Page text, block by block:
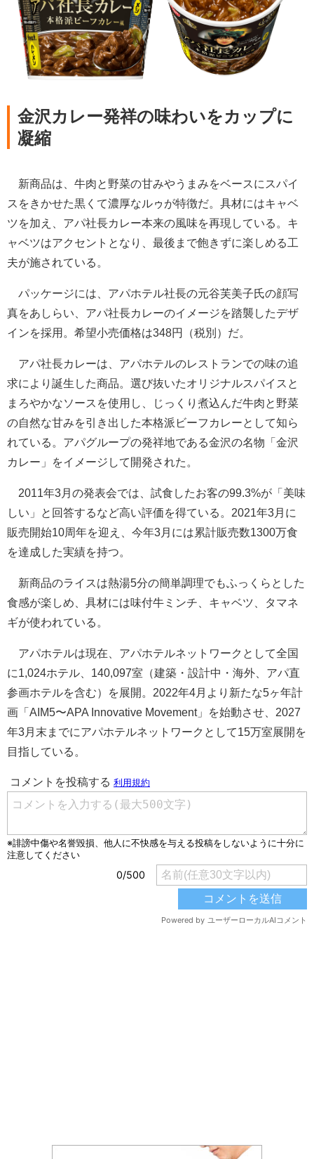
金沢カレー発祥の味わいをカップに
凝縮
新商品は、牛肉と野菜の甘みやうまみをベースにスパイ
スをきかせた黒くて濃厚なルゥが特徴だ。具材にはキャベ
ツを加え、アパ社長カレー本来の風味を再現している。キ
ャベツはアクセントとなり、最後まで飽きずに楽しめる工
夫が施されている。
パッケージには、アパホテル社長の元谷芙美子氏の顔写
真をあしらい、アパ社長カレーのイメージを踏襲したデザ
インを採用。希望小売価格は348円（税別）だ。
アパ社長カレーは、アパホテルのレストランでの味の追
求により誕生した商品。選び抜いたオリジナルスパイスと
まろやかなソースを使用し、じっくり煮込んだ牛肉と野菜
の自然な甘みを引き出した本格派ビーフカレーとして知ら
れている。アパグループの発祥地である金沢の名物「金沢
カレー」をイメージして開発された。
2011年3月の発表会では、試食したお客の99.3%が「美味
しい」と回答するなど高い評価を得ている。2021年3月に
販売開始10周年を迎え、今年3月には累計販売数1300万食
を達成した実績を持つ。
新商品のライスは熱湯5分の簡単調理でもふっくらとした
食感が楽しめ、具材には味付牛ミンチ、キャベツ、タマネ
ギが使われている。
アパホテルは現在、アパホテルネットワークとして全国
に1,024ホテル、140,097室（建築・設計中・海外、アパ直
参画ホテルを含む）を展開。2022年4月より新たな5ヶ年計
画「AIM5〜APA Innovative Movement」を始動させ、2027
年3月末までにアパホテルネットワークとして15万室展開を
目指している。